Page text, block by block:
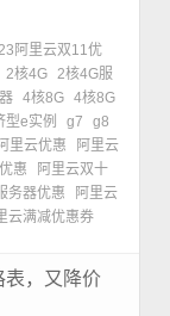
阿里云双11优
2核4G 2核4G服
4核8G 4核8G
型e实例 g7
g8
里云优惠
阿里云
惠
阿里云双十
务器优惠
阿里云
云满减优惠券
表，又降价